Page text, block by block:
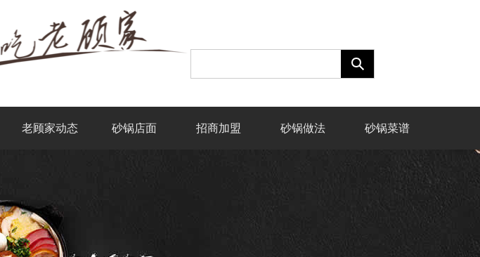
老顾家动态 砂锅店面 招商加盟 砂锅做法 砂锅菜谱